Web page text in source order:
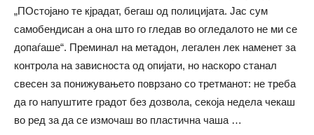
„ПОстојано те кјрадат, бегаш од полицијата. Јас сум
самобендисан а она што го гледав во огледалото не ми се
допаѓаше“. Преминал на метадон, легален лек наменет за
контрола на зависноста од опијати, но наскоро станал
свесен за понижувањето поврзано со третманот: не треба
да го напуштите градот без дозвола, секоја недела чекаш
во ред за да се измочаш во пластична чаша …